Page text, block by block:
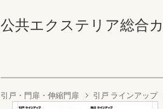
公共エクステリア総合
引戸・門扉・伸縮門扉 引戸 ラインアップ